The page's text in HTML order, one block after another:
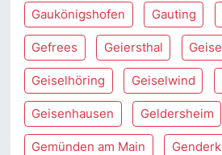
Gaukönigshofen Gauting
Gefrees Geiersthal
Geiselhöring Geiselwind
Geisenhausen Geldersheim
Gemünden am Main